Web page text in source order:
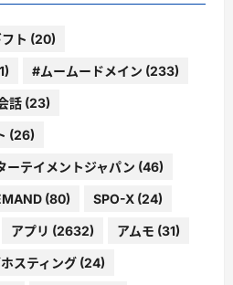
ト (20)
#ムームードメイン (233)
話 (23)
(26)
ーテイメントジャパン (46)
(80) SPO-X (24)
アプリ (2632) アムモ (31)
スティング (24)